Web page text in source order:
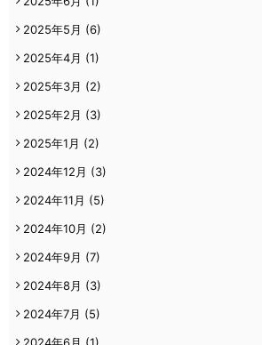
2025年5月 (6)
2025年4月 (1)
2025年3月 (2)
2025年2月 (3)
2025年1月 (2)
2024年12月 (3)
2024年11月 (5)
2024年10月 (2)
2024年9月 (7)
2024年8月 (3)
2024年7月 (5)
2024年6月 (1)